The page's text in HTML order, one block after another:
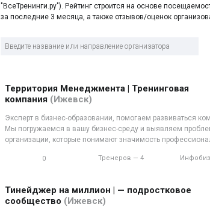
"ВсеТренинги.ру"). Рейтинг строится на основе
за последние 3 месяца, а также отзывов/оценок
Территория Менеджмента | Тренинговая
компания (Ижевск)
Эксперт в бизнес-образовании, помогаем развиваться
Мы погружаемся в вашу бизнес-среду и выявляем
организации, которые понимают значимость
0
Тренеров — 4
Тинейджер на миллион | — подростковое
сообщество (Ижевск)